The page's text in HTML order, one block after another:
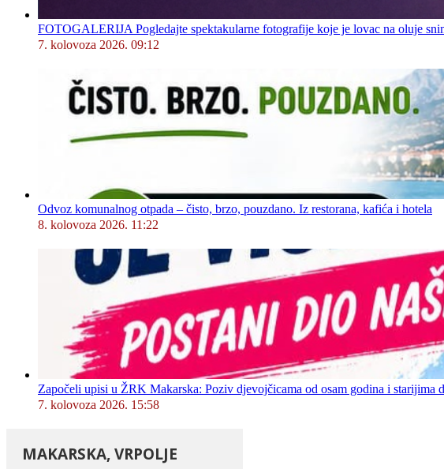
FOTOGALERIJA Pogledajte spektakularne fotografije koje je lovac na oluje
7. kolovoza 2026. 09:12
Odvoz komunalnog otpada – čisto, brzo, pouzdano. Iz restorana, kafića i hotela
8. kolovoza 2026. 11:22
Započeli upisi u ŽRK Makarska: Poziv djevojčicama od osam godina i starijima
7. kolovoza 2026. 15:58